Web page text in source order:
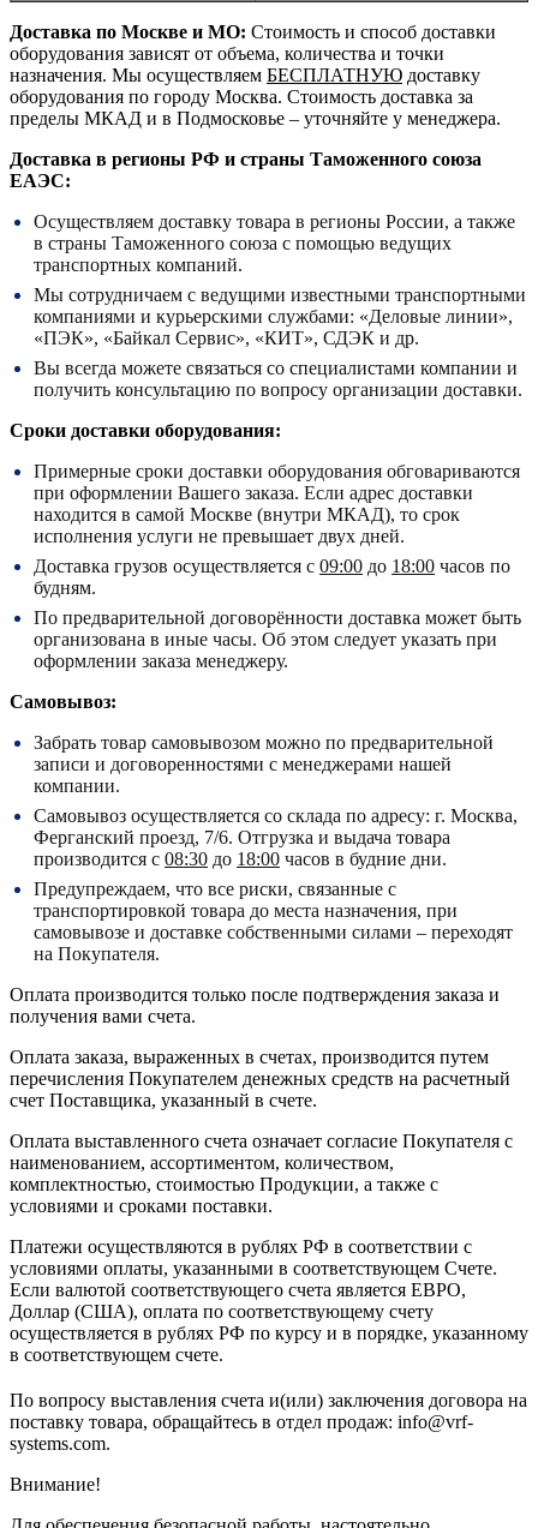
Доставка по Москве и МО: Стоимость и способ доставки
оборудования зависят от объема, количества и точки
назначения. Мы осуществляем БЕСПЛАТНУЮ доставку
оборудования по городу Москва. Стоимость доставка за
пределы МКАД и в Подмосковье – уточняйте у менеджера.
Доставка в регионы РФ и страны Таможенного союза
ЕАЭС:
Осуществляем доставку товара в регионы России, а также
в страны Таможенного союза с помощью ведущих
транспортных компаний.
Мы сотрудничаем с ведущими известными транспортными
компаниями и курьерскими службами: «Деловые линии»,
«ПЭК», «Байкал Сервис», «КИТ», СДЭК и др.
Вы всегда можете связаться со специалистами компании и
получить консультацию по вопросу организации доставки.
Сроки доставки оборудования:
Примерные сроки доставки оборудования обговариваются
при оформлении Вашего заказа. Если адрес доставки
находится в самой Москве (внутри МКАД), то срок
исполнения услуги не превышает двух дней.
Доставка грузов осуществляется с 09:00 до 18:00 часов по
будням.
По предварительной договорённости доставка может быть
организована в иные часы. Об этом следует указать при
оформлении заказа менеджеру.
Самовывоз:
Забрать товар самовывозом можно по предварительной
записи и договоренностями с менеджерами нашей
компании.
Самовывоз осуществляется со склада по адресу: г. Москва,
Ферганский проезд, 7/6. Отгрузка и выдача товара
производится с 08:30 до 18:00 часов в будние дни.
Предупреждаем, что все риски, связанные с
транспортировкой товара до места назначения, при
самовывозе и доставке собственными силами – переходят
на Покупателя.
Оплата производится только после подтверждения заказа и
получения вами счета.
Оплата заказа, выраженных в счетах, производится путем
перечисления Покупателем денежных средств на расчетный
счет Поставщика, указанный в счете.
Оплата выставленного счета означает согласие Покупателя с
наименованием, ассортиментом, количеством,
комплектностью, стоимостью Продукции, а также с
условиями и сроками поставки.
Платежи осуществляются в рублях РФ в соответствии с
условиями оплаты, указанными в соответствующем Счете.
Если валютой соответствующего счета является ЕВРО,
Доллар (США), оплата по соответствующему cчету
осуществляется в рублях РФ по курсу и в порядке, указанному
в соответствующем cчете.
По вопросу выставления счета и(или) заключения договора на
поставку товара, обращайтесь в отдел продаж: info@vrf-
systems.com.
Внимание!